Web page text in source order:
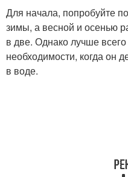
Для начала, попробуйте
зимы, а весной и осенью
в две. Однако лучше
необходимости, когда он
в воде.